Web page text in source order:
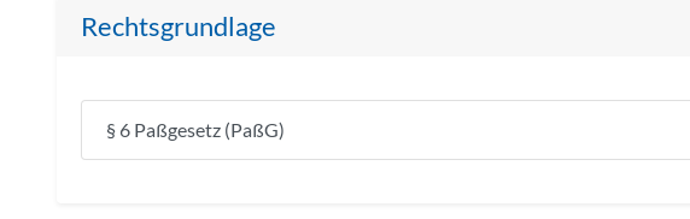
Rechtsgrundlage
§ 6 Paßgesetz (PaßG)